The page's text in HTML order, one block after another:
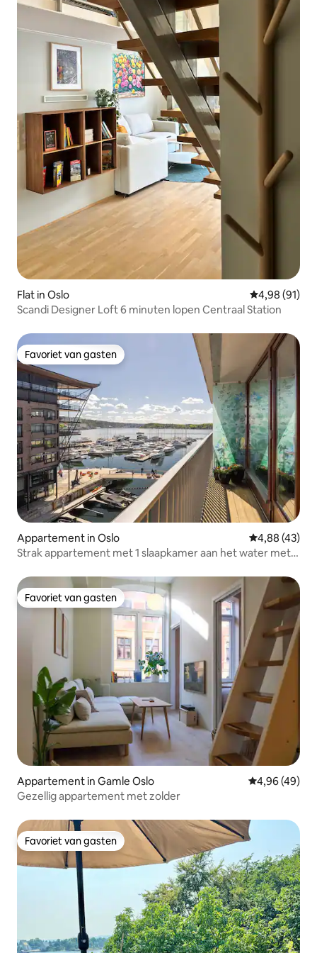
Flat in Oslo Gemiddelde
4,98 (91)
Scandi Designer Loft 6 minuten lopen Centraal Station
Favoriet van gasten
Favoriet van gasten
Appartement in Oslo Gemiddelde
4,88 (43)
Strak appartement met 1 slaapkamer aan het water met
Favoriet van gasten
Favoriet van gasten
Appartement in Gamle Oslo Gemiddelde
4,96 (49)
Gezellig appartement met zolder
Favoriet van gasten
Favoriet van gasten